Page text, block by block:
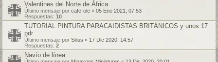
Valentines del Norte de África
Último mensaje por cafe-ole « 05 Ene 2021, 07:53
Respuestas: 10
TUTORIAL PINTURA PARACAIDISTAS BRITÁNICOS y unos 17
pdr
Último mensaje por Silius « 17 Dic 2020, 14:57
Respuestas: 2
Navío de línea